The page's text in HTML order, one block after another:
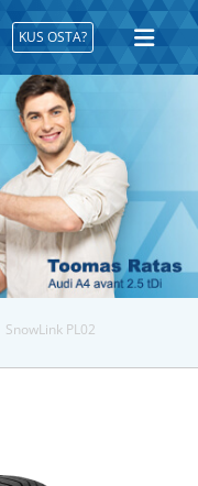
KUS OSTA?
SnowLink PL02